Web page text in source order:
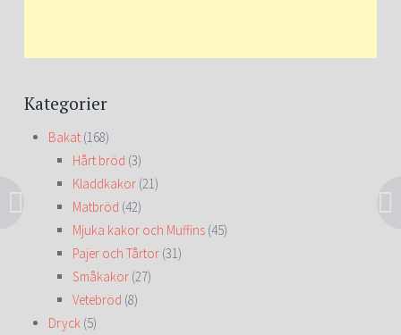
Kategorier
Bakat (168)
Hårt bröd (3)
Kladdkakor (21)
Matbröd (42)
Mjuka kakor och Muffins (45)
Pajer och Tårtor (31)
Småkakor (27)
Vetebröd (8)
Dryck (5)